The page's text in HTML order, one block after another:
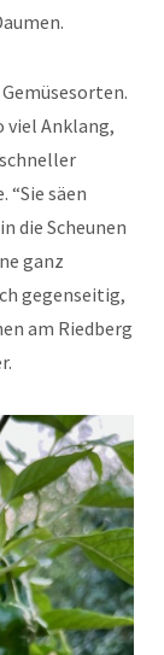
viel Anklang,
säen
die Scheunen
ganz
gegenseitig,
am Riedberg